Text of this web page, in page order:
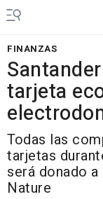
FINANZAS
tarjeta
Todas las
tarjetas
será donado
Nature